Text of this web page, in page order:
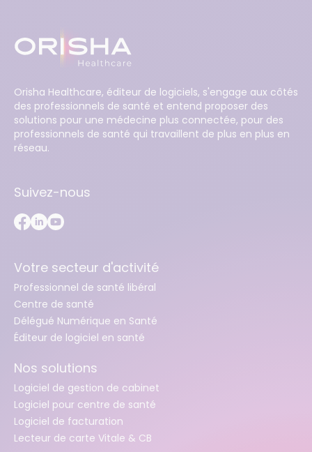
Orisha Healthcare, éditeur de logiciels, s'engage aux côtés
des professionnels de santé et entend proposer des
solutions pour une médecine plus connectée, pour des
professionnels de santé qui travaillent de plus en plus en
réseau.
Suivez-nous
Votre secteur d'activité
Professionnel de santé libéral
Centre de santé
Délégué Numérique en Santé
Éditeur de logiciel en santé
Nos solutions
Logiciel de gestion de cabinet
Logiciel pour centre de santé
Logiciel de facturation
Lecteur de carte Vitale & CB